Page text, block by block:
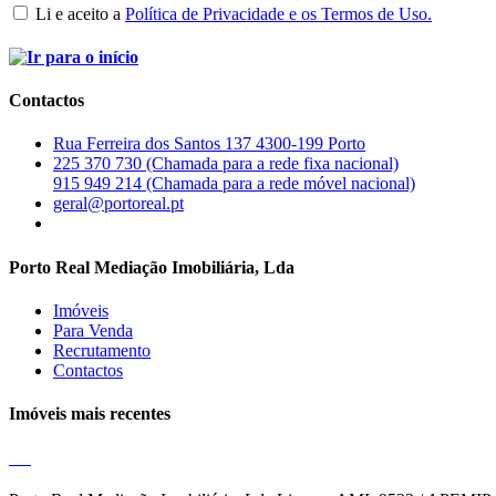
Li e aceito a Política de Privacidade e os Termos de Uso.
Contactos
Rua Ferreira dos Santos 137 4300-199 Porto
225 370 730 (Chamada para a rede fixa nacional)
915 949 214 (Chamada para a rede móvel nacional)
geral@portoreal.pt
Porto Real Mediação Imobiliária, Lda
Imóveis
Para Venda
Recrutamento
Contactos
Imóveis mais recentes